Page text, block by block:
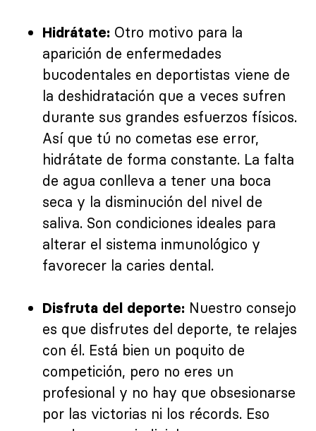
Hidrátate: Otro motivo para la
aparición de enfermedades
bucodentales en deportistas viene de
la deshidratación que a veces sufren
durante sus grandes esfuerzos físicos.
Así que tú no cometas ese error,
hidrátate de forma constante. La falta
de agua conlleva a tener una boca
seca y la disminución del nivel de
saliva. Son condiciones ideales para
alterar el sistema inmunológico y
favorecer la caries dental.
Disfruta del deporte: Nuestro consejo
es que disfrutes del deporte, te relajes
con él. Está bien un poquito de
competición, pero no eres un
profesional y no hay que obsesionarse
por las victorias ni los récords. Eso